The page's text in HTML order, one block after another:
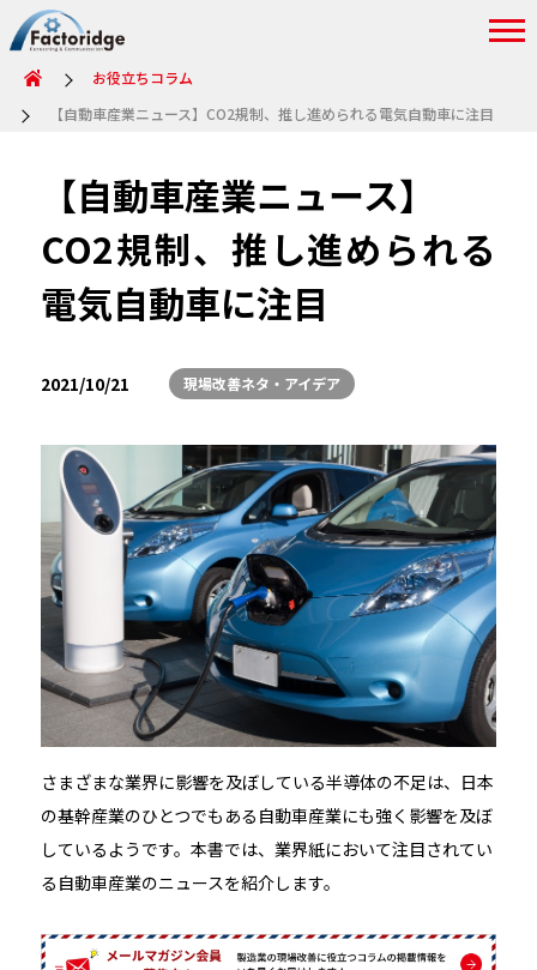
お役立ちコラム
【自動車産業ニュース】CO2規制、推し進められる電気自動車に注目
【自動車産業ニュース】
CO2規制、推し進められる
電気自動車に注目
2021/10/21 現場改善ネタ・アイデア
さまざまな業界に影響を及ぼしている半導体の不足は、日本
の基幹産業のひとつでもある自動車産業にも強く影響を及ぼ
しているようです。本書では、業界紙において注目されてい
る自動車産業のニュースを紹介します。